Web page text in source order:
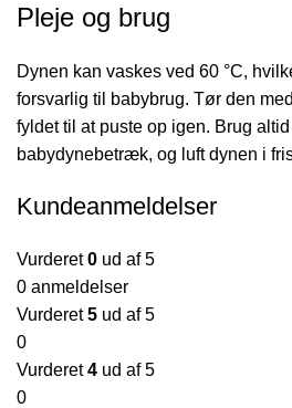
Pleje og brug
Dynen kan vaskes ved 60 °C,
forsvarlig til babybrug. Tør den
fyldet til at puste op igen. Brug
babydynebetræk, og luft dynen i
Kundeanmeldelser
Vurderet0 ud af 5
0 anmeldelser
Vurderet5 ud af 5
0
Vurderet4 ud af 5
0